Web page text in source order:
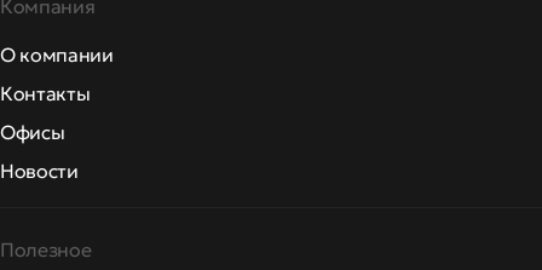
Компания
О компании
Контакты
Офисы
Новости
Полезное